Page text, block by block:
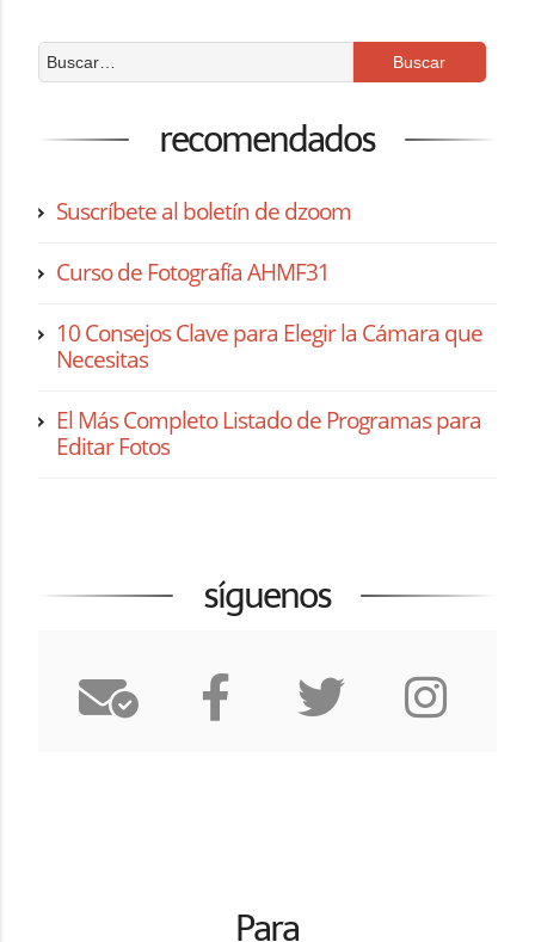
recomendados
Suscríbete al boletín de dzoom
Curso de Fotografía AHMF31
10 Consejos Clave para Elegir la Cámara que
Necesitas
El Más Completo Listado de Programas para
Editar Fotos
síguenos
Para